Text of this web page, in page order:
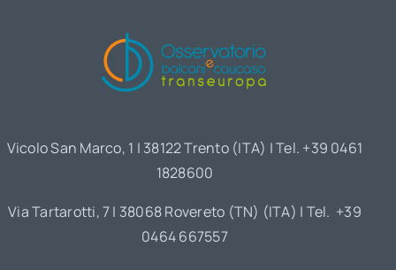
Vicolo San Marco, 1 | 38122 Trento (ITA) | Tel. +39 0461
1828600
Via Tartarotti, 7 | 38068 Rovereto (TN) (ITA) | Tel. +39
0464 667557